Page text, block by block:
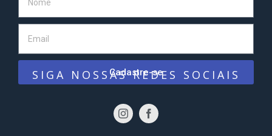
Cadastre-se
SIGA NOSSAS REDES SOCIAIS